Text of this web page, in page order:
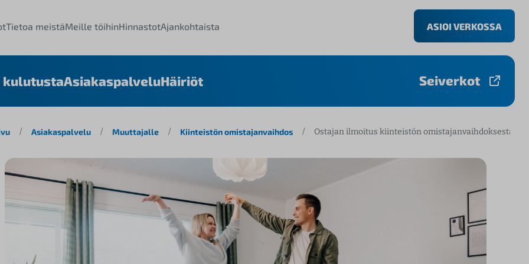
Tietoa meistäMeille töihinHinnastotAjankohtaista ASIOI VERKOSSA
kulutustaAsiakaspalveluHäiriöt Seiverkot
/ Asiakaspalvelu / Muuttajalle / Kiinteistön omistajanvaihdos / Ostajan ilmoitus kiinteistön omistajanvaihdoksesta